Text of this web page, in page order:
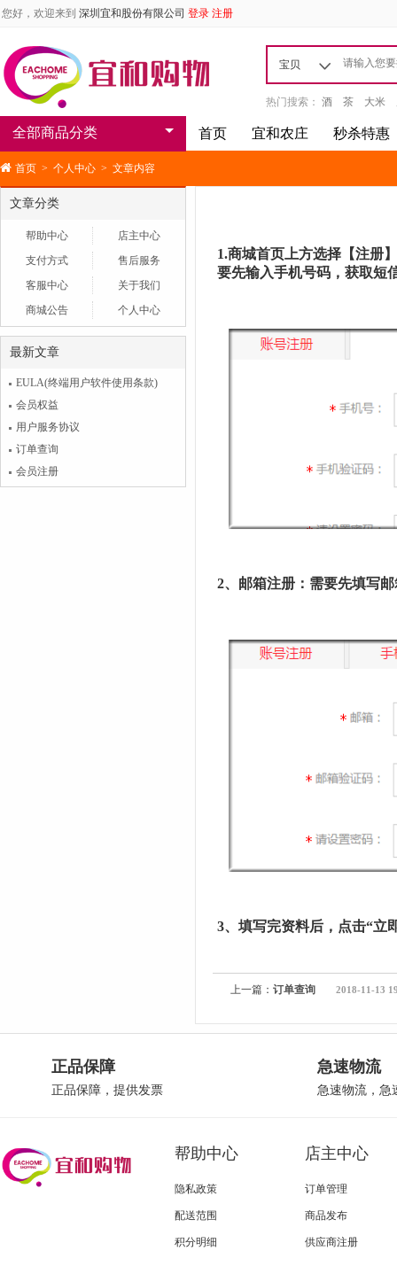
您好，欢迎来到 深圳宜和股份有限公司 登录 注册
宝贝
热门搜索： 酒 茶 大米
全部商品分类 首页 宜和农庄 秒杀特惠
首页 > 个人中心 > 文章内容
文章分类
帮助中心
店主中心
支付方式
售后服务
客服中心
关于我们
商城公告
个人中心
最新文章
EULA(终端用户软件使用条款)
会员权益
用户服务协议
订单查询
会员注册
1.商城首页上方选择【注册
要先输入手机号码，获取短
2、邮箱注册：需要先填写
3、填写完资料后，点击“立
上一篇： 订单查询 2018-11-13
正品保障
正品保障，提供发票
急速物流
急速物流，急
帮助中心
隐私政策
配送范围
积分明细
店主中心
订单管理
商品发布
供应商注册